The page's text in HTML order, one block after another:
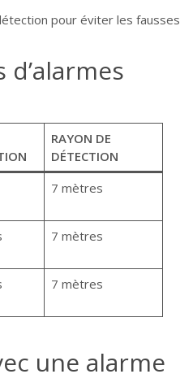
pour éviter les fausses
RAYON DE
DÉTECTION
7 mètres
7 mètres
7 mètres
une alarme